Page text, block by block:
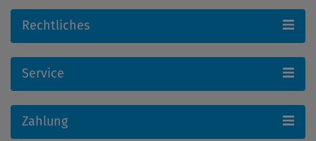
Rechtliches
Service
Zahlung